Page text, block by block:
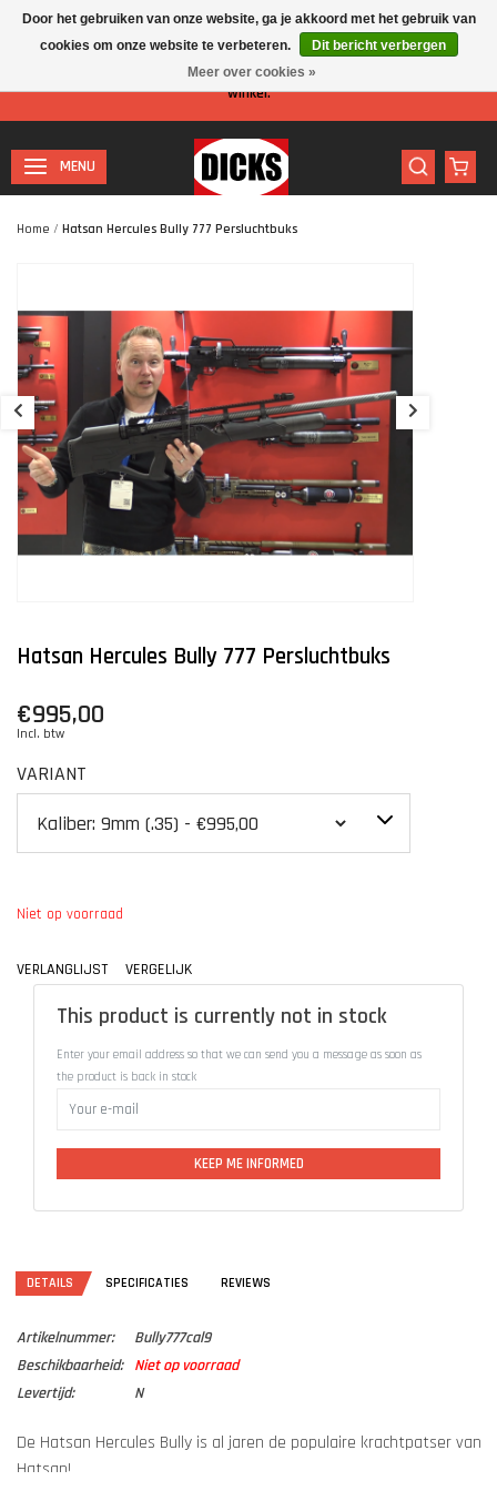
Let op: I.v.m. de zomervakantie is er minder personeel aanwezig in de
winkel.
MENU
Home / Hatsan Hercules Bully 777 Persluchtbuks
Hatsan Hercules Bully 777 Persluchtbuks
€995,00
Incl. btw
VARIANT
Niet op voorraad
VERLANGLIJST VERGELIJK
This product is currently not in stock
Enter your email address so that we can send you a message as soon as
the product is back in stock
KEEP ME INFORMED
DETAILS SPECIFICATIES REVIEWS
Artikelnummer:
Bully777cal9
Beschikbaarheid:
Niet op voorraad
Levertijd:
N
De Hatsan Hercules Bully is al jaren de populaire krachtpatser van
Hatsan!
Door het gebruiken van onze website, ga je akkoord met het gebruik van
cookies om onze website te verbeteren.
Dit bericht verbergen
Meer over cookies »